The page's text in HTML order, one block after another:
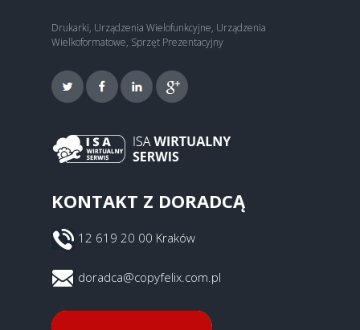
Drukarki, Urządzenia Wielofunkcyjne, Urządzenia
Wielkoformatowe, Sprzęt Prezentacyjny
KONTAKT Z DORADCĄ
12 619 20 00 Kraków
doradca@copyfelix.com.pl